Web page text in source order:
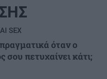
SEX
όταν ο
σου πετυχαίνει κάτι;